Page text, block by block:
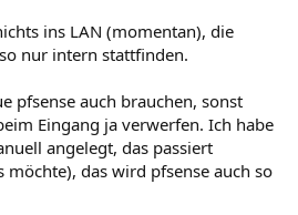
ins LAN (momentan), die
nur intern stattfinden.
pfsense auch brauchen, sonst
Eingang ja verwerfen. Ich habe
angelegt, das passiert
möchte), das wird pfsense auch so